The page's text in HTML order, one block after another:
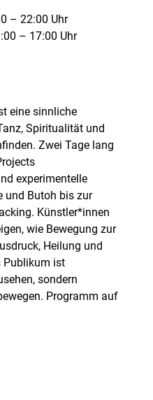
– 22:00 Uhr
– 17:00 Uhr
eine sinnliche
Spiritualität und
Zwei Tage lang
experimentelle
und Butoh bis zur
Künstler*innen
wie Bewegung zur
Heilung und
Publikum ist
sondern
Programm auf